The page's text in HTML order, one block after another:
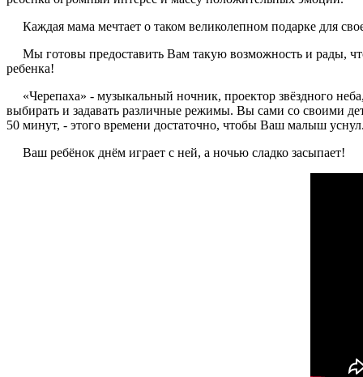
Каждая мама мечтает о таком великолепном подарке для
Мы готовы предоставить Вам такую возможность и рады,
ребенка!
«Черепаха» - музыкальный ночник, проектор звёздного
выбирать и задавать различные режимы. Вы сами со своими
50 минут, - этого времени достаточно, чтобы Ваш малыш
Ваш ребёнок днём играет с ней, а ночью сладко засыпает!